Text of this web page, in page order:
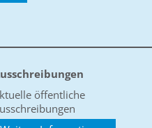
öffentliche